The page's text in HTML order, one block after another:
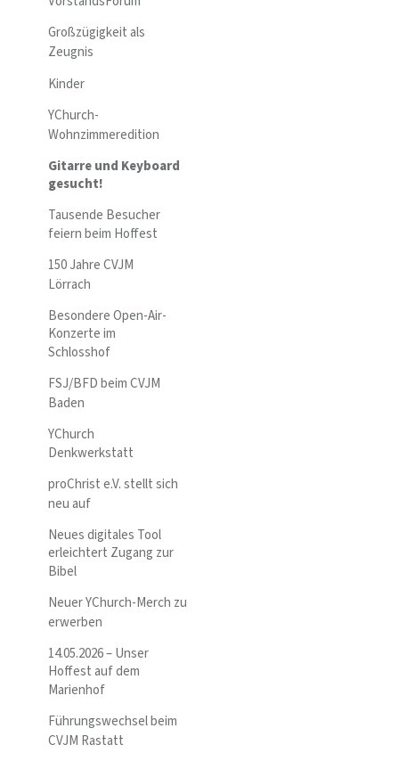
Großzügigkeit als
Zeugnis
Kinder
YChurch-
Wohnzimmeredition
Gitarre und Keyboard
gesucht!
Tausende Besucher
feiern beim Hoffest
150 Jahre CVJM
Lörrach
Besondere Open-Air-
Konzerte im
Schlosshof
FSJ/BFD beim CVJM
Baden
YChurch
Denkwerkstatt
proChrist e.V. stellt sich
neu auf
Neues digitales Tool
erleichtert Zugang zur
Bibel
Neuer YChurch-Merch zu
erwerben
14.05.2026 – Unser
Hoffest auf dem
Marienhof
Führungswechsel beim
CVJM Rastatt